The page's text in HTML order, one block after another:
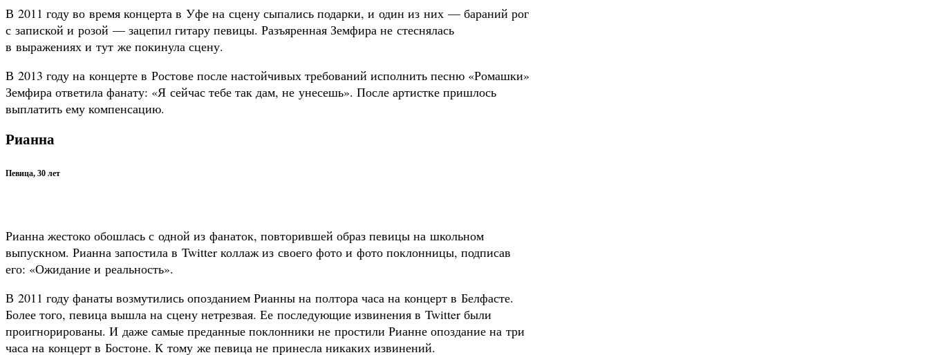
В 2011 году во время концерта в Уфе на сцену сыпались подарки, и один из них — бараний рог
с запиской и розой — зацепил гитару певицы. Разъяренная Земфира не стеснялась
в выражениях и тут же покинула сцену.
В 2013 году на концерте в Ростове после настойчивых требований исполнить песню «Ромашки»
Земфира ответила фанату: «Я сейчас тебе так дам, не унесешь». После артистке пришлось
выплатить ему компенсацию.
Рианна
Певица, 30 лет
Рианна жестоко обошлась с одной из фанаток, повторившей образ певицы на школьном
выпускном. Рианна запостила в Twitter коллаж из своего фото и фото поклонницы, подписав
его: «Ожидание и реальность».
В 2011 году фанаты возмутились опозданием Рианны на полтора часа на концерт в Белфасте.
Более того, певица вышла на сцену нетрезвая. Ее последующие извинения в Twitter были
проигнорированы. И даже самые преданные поклонники не простили Рианне опоздание на три
часа на концерт в Бостоне. К тому же певица не принесла никаких извинений.